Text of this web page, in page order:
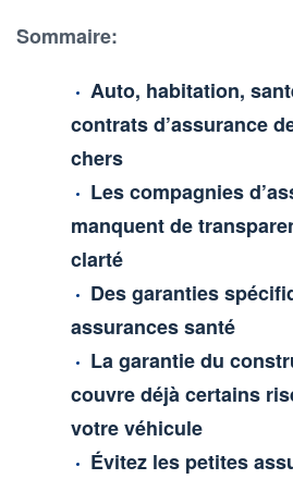
Sommaire:
Auto, habitation,
contrats d’assurance
chers
Les compagnies
manquent de
clarté
Des garanties
assurances santé
La garantie du
couvre déjà certains
votre véhicule
Évitez les petites